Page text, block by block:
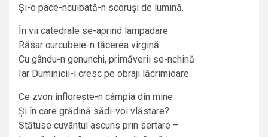
Și-o pace-ncuibată-n scoruși de lumină.
În vii catedrale se-aprind lampadare
Răsar curcubeie-n tăcerea virgină.
Cu gându-n genunchi, primăverii se-nchină
Iar Duminicii-i cresc pe obraji lăcrimioare.
Ce zvon înflorește-n câmpia din mine
Și în care grădină sădi-voi vlăstare?
Stătuse cuvântul ascuns prin sertare –